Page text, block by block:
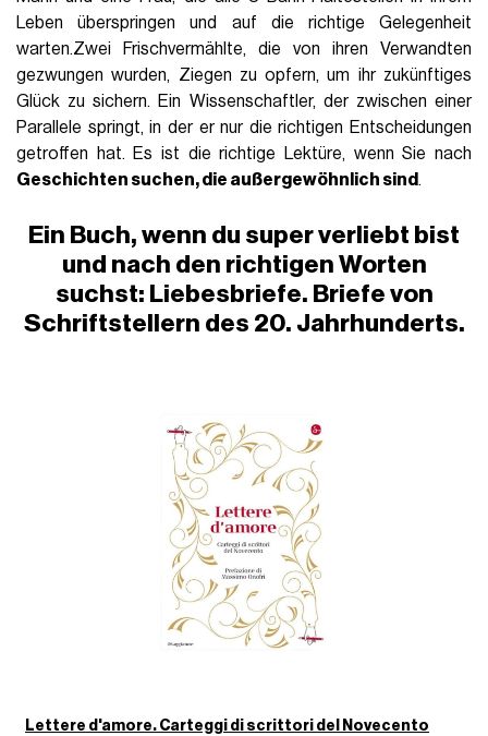
Leben überspringen und auf die richtige Gelegenheit
warten.Zwei Frischvermählte, die von ihren Verwandten
gezwungen wurden, Ziegen zu opfern, um ihr zukünftiges
Glück zu sichern. Ein Wissenschaftler, der zwischen einer
Parallele springt, in der er nur die richtigen Entscheidungen
getroffen hat. Es ist die richtige Lektüre, wenn Sie nach
Geschichten suchen, die außergewöhnlich sind .
Ein Buch, wenn du super verliebt bist
und nach den richtigen Worten
suchst: Liebesbriefe. Briefe von
Schriftstellern des 20. Jahrhunderts.
Lettere d'amore. Carteggi di scrittori del Novecento